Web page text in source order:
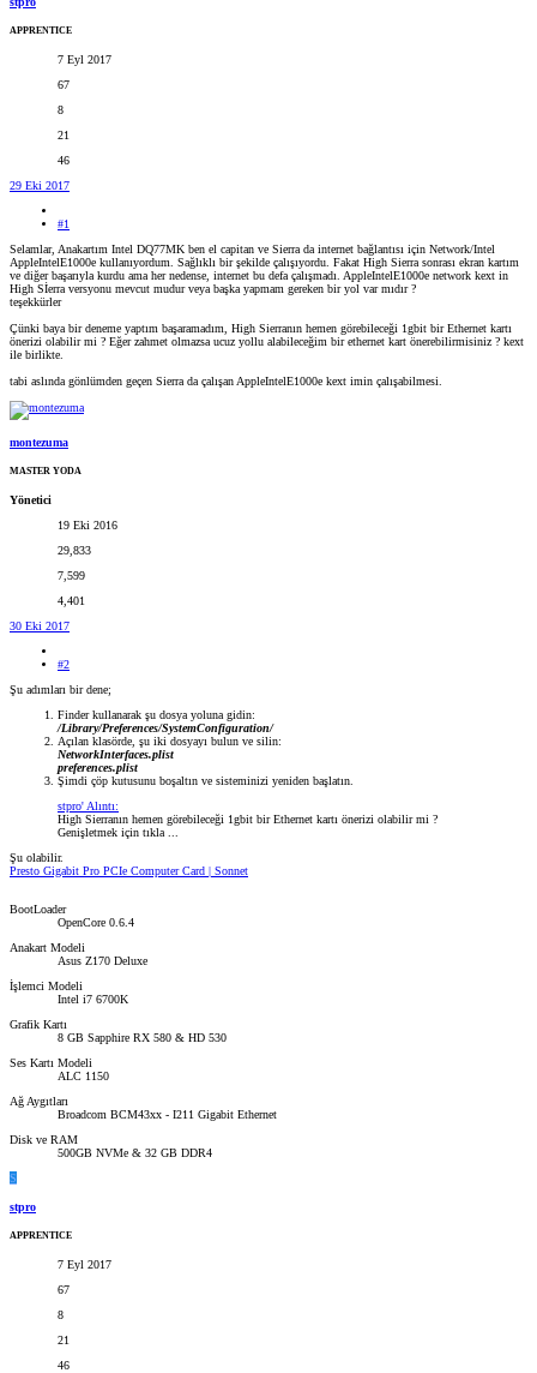
APPRENTICE
7 Eyl 2017
67
8
21
46
29 Eki 2017
#1
Selamlar, Anakartım Intel DQ77MK ben el capitan ve Sierra da internet bağlantısı için Network/Intel
AppleIntelE1000e kullanıyordum. Sağlıklı bir şekilde çalışıyordu. Fakat High Sierra sonrası ekran kartım
ve diğer başarıyla kurdu ama her nedense, internet bu defa çalışmadı. AppleIntelE1000e network kext in
High Sİerra versyonu mevcut mudur veya başka yapmam gereken bir yol var mıdır ?
teşekkürler
Çünki baya bir deneme yaptım başaramadım, High Sierranın hemen görebileceği 1gbit bir Ethernet kartı
önerizi olabilir mi ? Eğer zahmet olmazsa ucuz yollu alabileceğim bir ethernet kart önerebilirmisiniz ? kext
ile birlikte.
tabi aslında gönlümden geçen Sierra da çalışan AppleIntelE1000e kext imin çalışabilmesi.
montezuma
MASTER YODA
Yönetici
19 Eki 2016
29,833
7,599
4,401
30 Eki 2017
#2
Şu adımları bir dene;
Finder kullanarak şu dosya yoluna gidin:
/Library/Preferences/SystemConfiguration/
Açılan klasörde, şu iki dosyayı bulun ve silin:
NetworkInterfaces.plist
preferences.plist
Şimdi çöp kutusunu boşaltın ve sisteminizi yeniden başlatın.
stpro' Alıntı:
High Sierranın hemen görebileceği 1gbit bir Ethernet kartı önerizi olabilir mi ?
Genişletmek için tıkla ...
Şu olabilir.
Presto Gigabit Pro PCIe Computer Card | Sonnet
BootLoader
OpenCore 0.6.4
Anakart Modeli
Asus Z170 Deluxe
İşlemci Modeli
Intel i7 6700K
Grafik Kartı
8 GB Sapphire RX 580 & HD 530
Ses Kartı Modeli
ALC 1150
Ağ Aygıtları
Broadcom BCM43xx - I211 Gigabit Ethernet
Disk ve RAM
500GB NVMe & 32 GB DDR4
S
stpro
APPRENTICE
7 Eyl 2017
67
8
21
46